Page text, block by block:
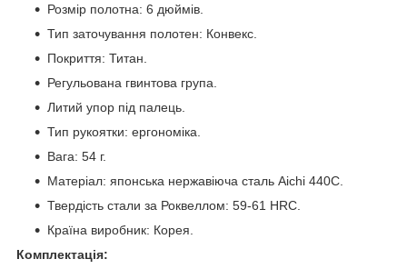
Розмір полотна: 6 дюймів.
Тип заточування полотен: Конвекс.
Покриття: Титан.
Регульована гвинтова група.
Литий упор під палець.
Тип рукоятки: ергономіка.
Вага: 54 г.
Матеріал: японська нержавіюча сталь Aichi 440C.
Твердість стали за Роквеллом: 59-61 HRC.
Країна виробник: Корея.
Комплектація: